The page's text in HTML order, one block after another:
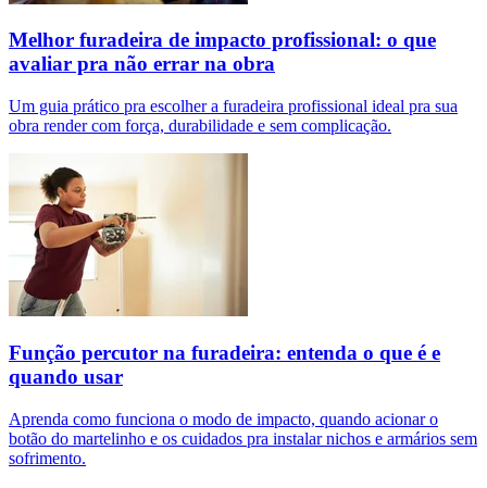
Melhor furadeira de impacto profissional: o que
avaliar pra não errar na obra
Um guia prático pra escolher a furadeira profissional ideal pra sua
obra render com força, durabilidade e sem complicação.
Função percutor na furadeira: entenda o que é e
quando usar
Aprenda como funciona o modo de impacto, quando acionar o
botão do martelinho e os cuidados pra instalar nichos e armários sem
sofrimento.